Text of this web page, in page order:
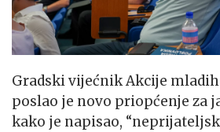
Gradski vijećnik Akcije mladih
poslao je novo priopćenje za
kako je napisao,